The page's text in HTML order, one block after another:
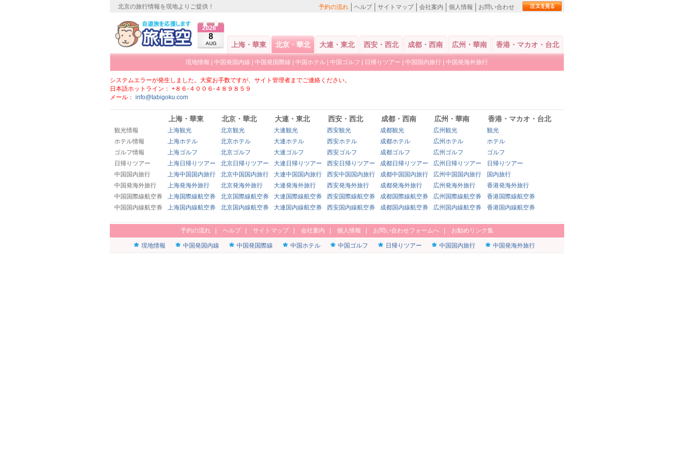
北京の旅行情報を現地よりご提供！ 予約の流れ ヘルプ サイトマップ 会社案内 個人情報 お問い合わせ
2026
8
AUG 上海・華東 北京・華北 大連・東北 西安・西北 成都・西南 広州・華南 香港・マカオ・台北
現地情報 中国発国内線 中国発国際線 中国ホテル 中国ゴルフ 日帰りツアー 中国国内旅行 中国発海外旅行
システムエラーが発生しました。大変お手数ですが、サイト管理者までご連絡ください。
日本語ホットライン： +８６-４００６-４８９８５９
メール： info@tabigoku.com
上海・華東 北京・華北 大連・東北 西安・西北 成都・西南 広州・華南 香港・マカオ・台北
観光情報 上海観光 北京観光 大連観光 西安観光 成都観光 広州観光
観光
ホテル情報
上海ホテル 北京ホテル 大連ホテル 西安ホテル 成都ホテル 広州ホテル
ホテル
ゴルフ情報
上海ゴルフ 北京ゴルフ 大連ゴルフ 西安ゴルフ 成都ゴルフ 広州ゴルフ
ゴルフ
日帰りツアー
上海日帰りツアー 北京日帰りツアー 大連日帰りツアー 西安日帰りツアー 成都日帰りツアー 広州日帰りツアー
日帰りツアー
中国国内旅行
上海中国国内旅行 北京中国国内旅行 大連中国国内旅行 西安中国国内旅行 成都中国国内旅行 広州中国国内旅行
国内旅行
中国発海外旅行
上海発海外旅行 北京発海外旅行 大連発海外旅行 西安発海外旅行 成都発海外旅行 広州発海外旅行
香港発海外旅行
中国国際線航空券
上海国際線航空券 北京国際線航空券 大連国際線航空券 西安国際線航空券 成都国際線航空券 広州国際線航空券
香港国際線航空券
中国国内線航空券
上海国内線航空券 北京国内線航空券 大連国内線航空券 西安国内線航空券 成都国内線航空券 広州国内線航空券 香港国内線航空券
予約の流れ ヘルプ サイトマップ 会社案内 個人情報 お問い合わせフォームへ お勧めリンク集
現地情報 中国発国内線 中国発国際線 中国ホテル 中国ゴルフ 日帰りツアー 中国国内旅行 中国発海外旅行